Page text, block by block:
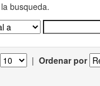
busqueda.
| Ordenar por